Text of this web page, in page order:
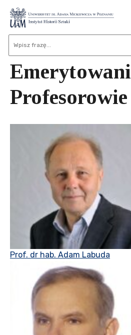
Emerytowani
Profesorowie
Prof. dr hab. Adam Labuda